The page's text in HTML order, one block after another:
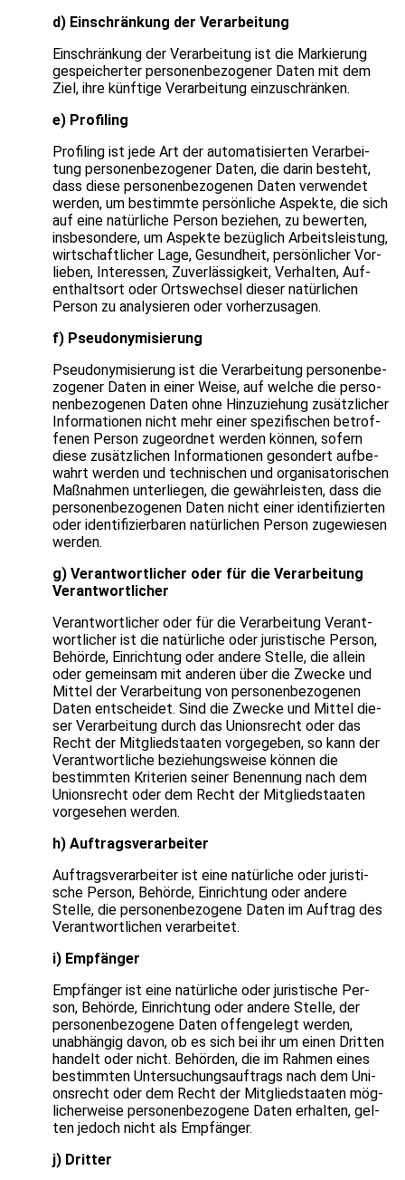
d) Ein­schrän­kung der Ver­ar­bei­tung
Ein­schrän­kung der Ver­ar­bei­tung ist die Mar­kie­rung
gespei­cher­ter per­so­nen­be­zo­ge­ner Daten mit dem
Ziel, ihre künf­tige Ver­ar­bei­tung ein­zu­schrän­ken.
e) Pro­fil­ing
Pro­fil­ing ist jede Art der auto­ma­ti­sier­ten Ver­ar­bei­
tung per­so­nen­be­zo­ge­ner Daten, die darin besteht,
dass diese per­so­nen­be­zo­ge­nen Daten ver­wen­det
wer­den, um bestimmte per­sön­li­che Aspekte, die sich
auf eine natür­li­che Per­son bezie­hen, zu bewer­ten,
ins­be­son­dere, um Aspekte bezüg­lich Arbeits­leis­tung,
wirt­schaft­li­cher Lage, Gesund­heit, per­sön­li­cher Vor­
lie­ben, Inter­es­sen, Zuver­läs­sig­keit, Ver­hal­ten, Auf­
ent­halts­ort oder Orts­wech­sel die­ser natür­li­chen
Per­son zu ana­ly­sie­ren oder vor­her­zu­sa­gen.
f) Pseud­ony­mi­sie­rung
Pseud­ony­mi­sie­rung ist die Ver­ar­bei­tung per­so­nen­be­
zo­ge­ner Daten in einer Weise, auf wel­che die per­so­
nen­be­zo­ge­nen Daten ohne Hin­zu­zie­hung zusätz­li­cher
Infor­ma­tio­nen nicht mehr einer spe­zi­fi­schen betrof­
fe­nen Per­son zuge­ord­net wer­den kön­nen, sofern
diese zusätz­li­chen Infor­ma­tio­nen geson­dert auf­be­
wahrt wer­den und tech­ni­schen und orga­ni­sa­to­ri­schen
Maß­nah­men unter­lie­gen, die gewähr­leis­ten, dass die
per­so­nen­be­zo­ge­nen Daten nicht einer iden­ti­fi­zier­ten
oder iden­ti­fi­zier­ba­ren natür­li­chen Per­son zuge­wie­sen
wer­den.
g) Ver­ant­wort­li­cher oder für die Ver­ar­bei­tung
Ver­ant­wort­li­cher
Ver­ant­wort­li­cher oder für die Ver­ar­bei­tung Ver­ant­
wort­li­cher ist die natür­li­che oder juris­ti­sche Per­son,
Behörde, Ein­rich­tung oder andere Stelle, die allein
oder gemein­sam mit ande­ren über die Zwe­cke und
Mit­tel der Ver­ar­bei­tung von per­so­nen­be­zo­ge­nen
Daten ent­schei­det. Sind die Zwe­cke und Mit­tel die­
ser Ver­ar­bei­tung durch das Uni­ons­recht oder das
Recht der Mit­glied­staa­ten vor­ge­ge­ben, so kann der
Ver­ant­wort­li­che bezie­hungs­weise kön­nen die
bestimm­ten Kri­te­rien sei­ner Benen­nung nach dem
Uni­ons­recht oder dem Recht der Mit­glied­staa­ten
vor­ge­se­hen wer­den.
h) Auf­trags­ver­ar­bei­ter
Auf­trags­ver­ar­bei­ter ist eine natür­li­che oder juris­ti­
sche Per­son, Behörde, Ein­rich­tung oder andere
Stelle, die per­so­nen­be­zo­gene Daten im Auf­trag des
Ver­ant­wort­li­chen ver­ar­bei­tet.
i) Emp­fän­ger
Emp­fän­ger ist eine natür­li­che oder juris­ti­sche Per­
son, Behörde, Ein­rich­tung oder andere Stelle, der
per­so­nen­be­zo­gene Daten offen­ge­legt wer­den,
unab­hän­gig davon, ob es sich bei ihr um einen Drit­ten
han­delt oder nicht. Behör­den, die im Rah­men eines
bestimm­ten Unter­su­chungs­auf­trags nach dem Uni­
ons­recht oder dem Recht der Mit­glied­staa­ten mög­
li­cher­weise per­so­nen­be­zo­gene Daten erhal­ten, gel­
ten jedoch nicht als Emp­fän­ger.
j) Drit­ter